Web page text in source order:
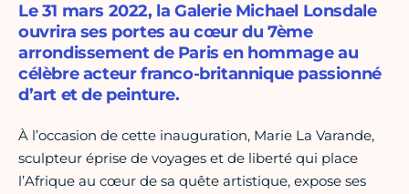
Le 31 mars 2022, la Galerie Michael Lonsdale
ouvrira ses portes au cœur du 7ème
arrondissement de Paris en hommage au
célèbre acteur franco-britannique passionné
d’art et de peinture.
À l’occasion de cette inauguration, Marie La Varande,
sculpteur éprise de voyages et de liberté qui place
l’Afrique au cœur de sa quête artistique, expose ses